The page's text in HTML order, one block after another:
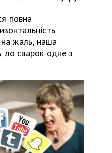
повна
на жаль, наша
до сварок одне з